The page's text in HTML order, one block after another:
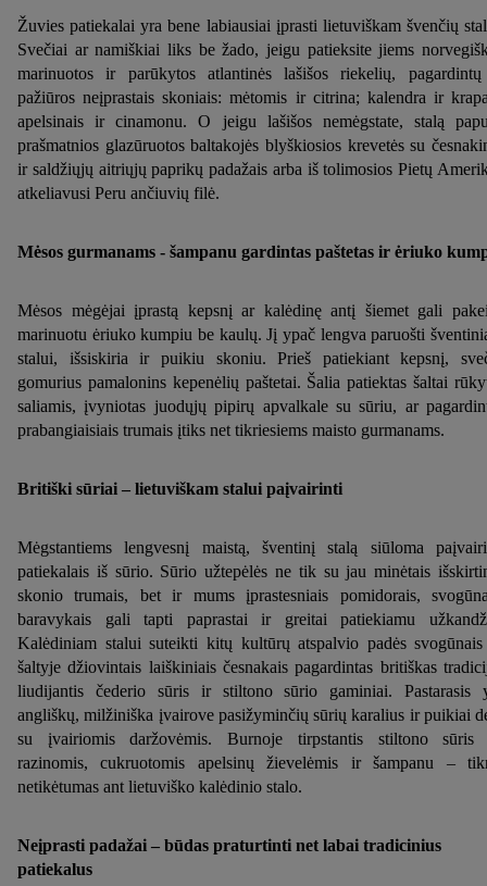
Žuvies patiekalai yra bene labiausiai įprasti lietuviškam švenčių
Svečiai ar namiškiai liks be žado, jeigu patieksite jiems
marinuotos ir parūkytos atlantinės lašišos riekelių,
pažiūros neįprastais skoniais: mėtomis ir citrina; kalendra ir
apelsinais ir cinamonu. O jeigu lašišos nemėgstate, stalą
prašmatnios glazūruotos baltakojės blyškiosios krevetės su
ir saldžiųjų aitriųjų paprikų padažais arba iš tolimosios Pietų
atkeliavusi Peru ančiuvių filė.
Mėsos gurmanams - šampanu gardintas paštetas ir ėriuko
Mėsos mėgėjai įprastą kepsnį ar kalėdinę antį šiemet gali
marinuotu ėriuko kumpiu be kaulų. Jį ypač lengva paruošti
stalui, išsiskiria ir puikiu skoniu. Prieš patiekiant kepsnį,
gomurius pamalonins kepenėlių paštetai. Šalia patiektas šaltai
saliamis, įvyniotas juodųjų pipirų apvalkale su sūriu, ar
prabangiaisiais trumais įtiks net tikriesiems maisto gurmanams.
Britiški sūriai – lietuviškam stalui paįvairinti
Mėgstantiems lengvesnį maistą, šventinį stalą siūloma
patiekalais iš sūrio. Sūrio užtepėlės ne tik su jau minėtais
skonio trumais, bet ir mums įprastesniais pomidorais,
baravykais gali tapti paprastai ir greitai patiekiamu
Kalėdiniam stalui suteikti kitų kultūrų atspalvio padės
šaltyje džiovintais laiškiniais česnakais pagardintas britiškas
liudijantis čederio sūris ir stiltono sūrio gaminiai. Pastarasis
angliškų, milžiniška įvairove pasižyminčių sūrių karalius ir puikiai
su įvairiomis daržovėmis. Burnoje tirpstantis stiltono sūris
razinomis, cukruotomis apelsinų žievelėmis ir šampanu –
netikėtumas ant lietuviško kalėdinio stalo.
Neįprasti padažai – būdas praturtinti net labai tradicinius
patiekalus